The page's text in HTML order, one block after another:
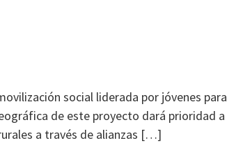
social liderada por jóvenes
de este proyecto dará prioridad
a través de alianzas […]